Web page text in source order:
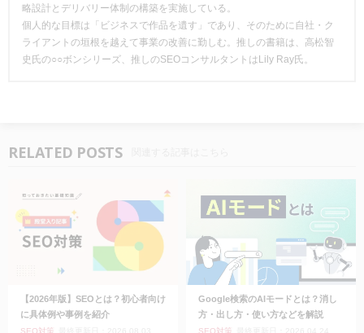
略設計とデリバリー体制の構築を実施している。
個人的な目標は「ビジネスで作品を遺す」であり、そのために自社・ク
ライアントの垣根を越えて事業の改善に勤しむ。推しの書籍は、高松智
史氏の○○ボンシリーズ、推しのSEOコンサルタントはLily Ray氏。
RELATED POSTS
【2026年版】SEOとは？初心者向け
に具体例や事例を紹介
Google検索のAIモードとは？消し
方・出し方・使い方などを解説